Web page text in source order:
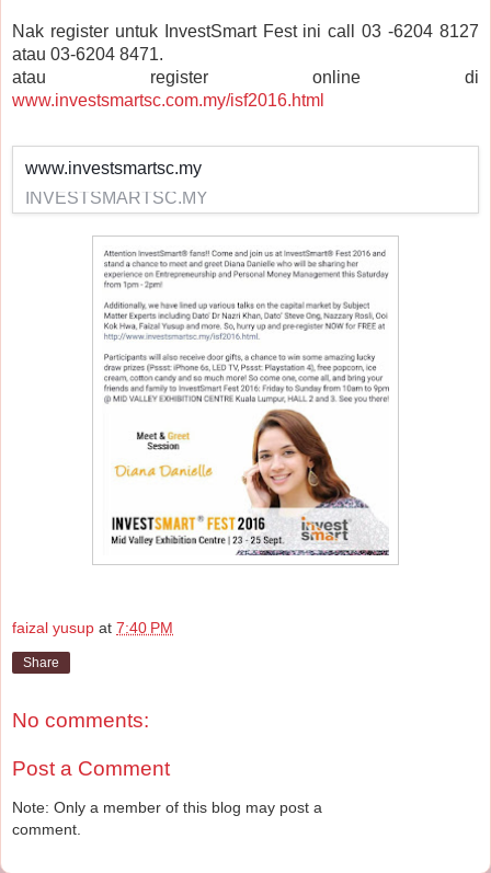
Nak register untuk InvestSmart Fest ini call 03 -6204 8127
atau 03-6204 8471.
atau register online di
www.investsmartsc.com.my/isf2016.html
www.investsmartsc.my
INVESTSMARTSC.MY
faizal yusup at 7:40 PM
Share
No comments:
Post a Comment
Note: Only a member of this blog may post a
comment.